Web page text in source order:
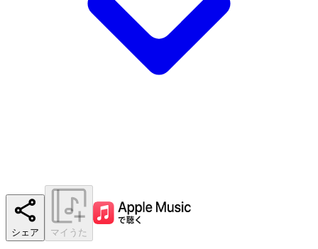
シェア マイうた